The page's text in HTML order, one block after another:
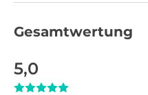
starten und dann entspannt
Anfahrt und Service
Gesamtwertung
5,0